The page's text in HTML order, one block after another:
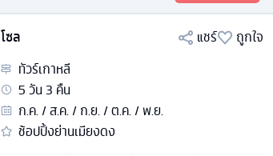
โซล แชร์
ถูกใจ
ทัวร์เกาหลี
5วัน3 คืน
ก.ค. / ส.ค. / ก.ย. / ต.ค. / พ.ย.
ช้อปปิ้งย่านเมียงดง